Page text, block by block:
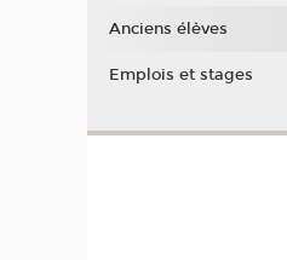
Anciens élèves
Emplois et stages